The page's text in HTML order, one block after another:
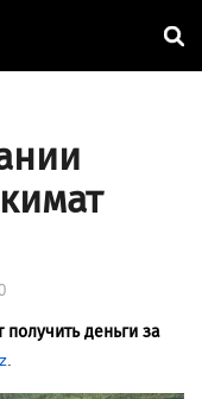
деньги за
.